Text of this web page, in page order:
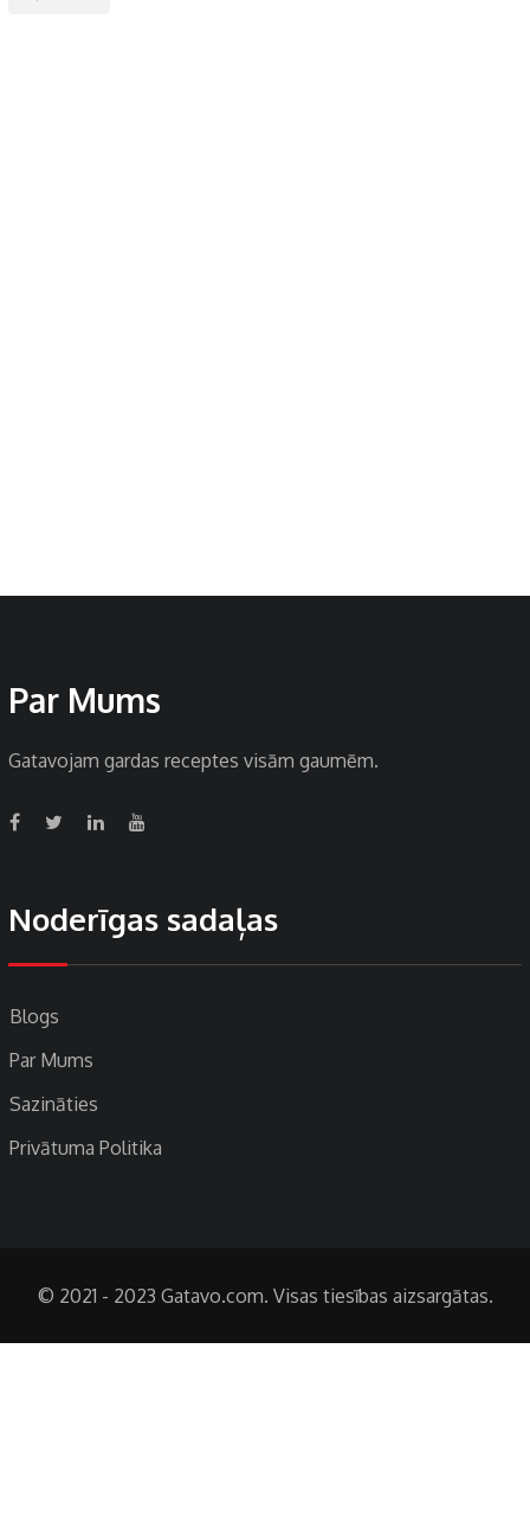
Par Mums
Gatavojam gardas receptes visām gaumēm.
Noderīgas sadaļas
Blogs
Par Mums
Sazināties
Privātuma Politika
© 2021 - 2023 Gatavo.com. Visas tiesības aizsargātas.